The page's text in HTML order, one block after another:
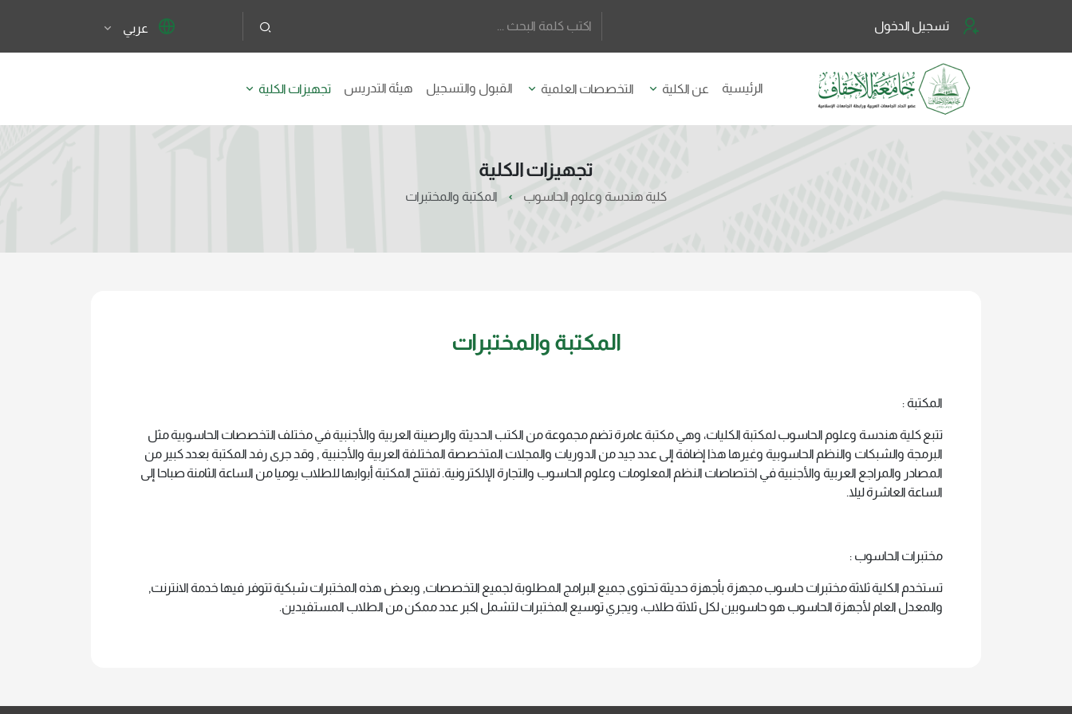
تسجيل الدخول عربي
الرئيسية عن الكلية التخصصات العلمية القبول والتسجيل هيئة التدريس تجهيزات الكلية
تجهيزات الكلية
كلية هندسة وعلوم الحاسوب المكتبة والمختبرات
المكتبة والمختبرات
المكتبة :
تتبع كلية هندسة وعلوم الحاسوب لمكتبة الكليات، وهي مكتبة عامرة تضم مجموعة من الكتب الحديثة والرصينة العربية والأجنبية في مختلف التخصصات الحاسوبية مثل
البرمجة والشبكات والنظم الحاسوبية وغيرها هذا إضافة إلى عدد جيد من الدوريات والمجلات المتخصصة المختلفة العربية والأجنبية , وقد جرى رفد المكتبة بعدد كبير من
المصادر والمراجع العربية والأجنبية في اختصاصات النظم المعلومات وعلوم الحاسوب والتجارة الإلكترونية. تفتتح المكتبة أبوابها للطلاب يوميا من الساعة الثامنة صباحا إلى
الساعة العاشرة ليلا.
مختبرات الحاسوب :
تستخدم الكلية ثلاثة مختبرات حاسوب مجهزة بأجهزة حديثة تحتوى جميع البرامج المطلوبة لجميع التخصصات, وبعض هذه المختبرات شبكية تتوفر فيها خدمة الانترنت,
والمعدل العام لأجهزة الحاسوب هو حاسوبين لكل ثلاثة طلاب، ويجري توسيع المختبرات لتشمل اكبر عدد ممكن من الطلاب المستفيدين.